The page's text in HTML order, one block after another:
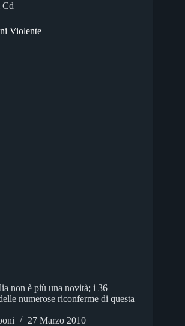
Cd
Violente
non è più una novità; i 36
numerose riconferme di questa
27 Marzo 2010